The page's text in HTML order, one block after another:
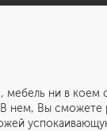
ни в коем
Вы сможете